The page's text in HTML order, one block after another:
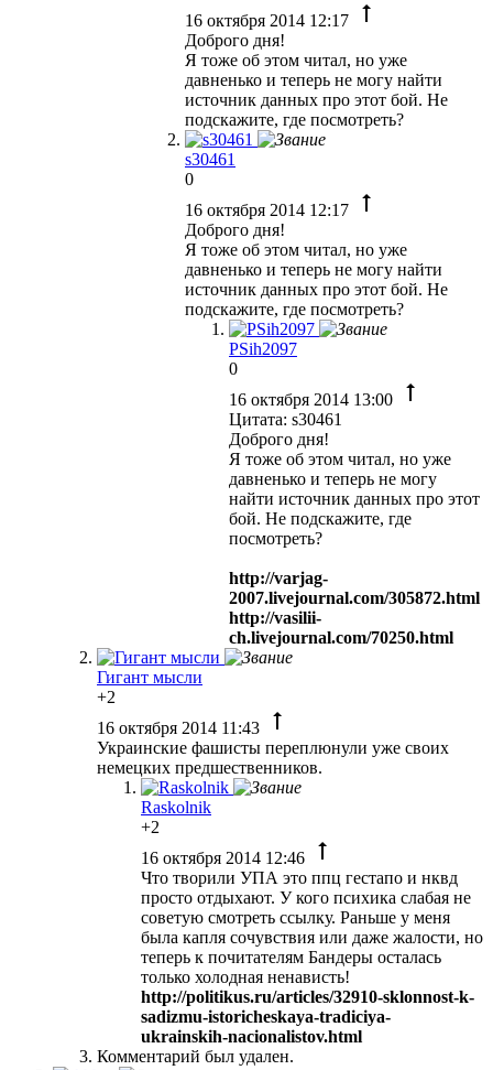
16 октября 2014 12:17
Доброго дня!
Я тоже об этом читал, но уже
давненько и теперь не могу найти
источник данных про этот бой. Не
подскажите, где посмотреть?
s30461
0
16 октября 2014 12:17
Доброго дня!
Я тоже об этом читал, но уже
давненько и теперь не могу найти
источник данных про этот бой. Не
подскажите, где посмотреть?
PSih2097
0
16 октября 2014 13:00
Цитата: s30461
Доброго дня!
Я тоже об этом читал, но уже
давненько и теперь не могу
найти источник данных про этот
бой. Не подскажите, где
посмотреть?
http://varjag-
2007.livejournal.com/305872.html
http://vasilii-
ch.livejournal.com/70250.html
Гигант мысли
+2
16 октября 2014 11:43
Украинские фашисты переплюнули уже своих
немецких предшественников.
Raskolnik
+2
16 октября 2014 12:46
Что творили УПА это ппц гестапо и нквд
просто отдыхают. У кого психика слабая не
советую смотреть ссылку. Раньше у меня
была капля сочувствия или даже жалости, но
теперь к почитателям Бандеры осталась
только холодная ненависть!
http://politikus.ru/articles/32910-sklonnost-k-
sadizmu-istoricheskaya-tradiciya-
ukrainskih-nacionalistov.html
Комментарий был удален.